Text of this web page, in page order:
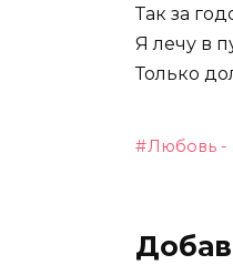
Так за
Я лечу в
Только
Любовь -